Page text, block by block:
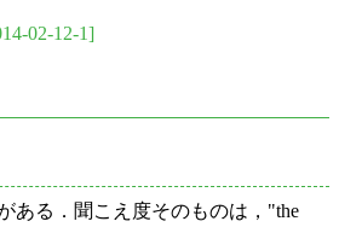
02-12-1]
ある．聞こえ度そのものは，"the